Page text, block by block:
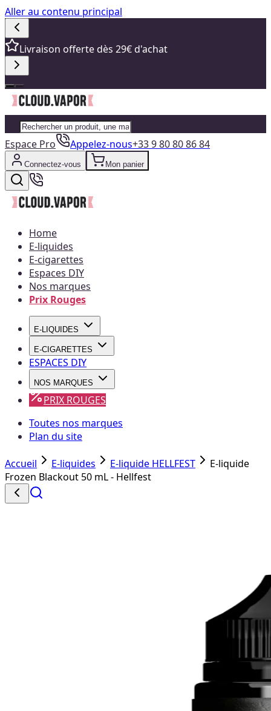
Aller au contenu principal
Livraison offerte dès 29€ d'achat
Espace Pro Appelez-nous+33 9 80 80 86 84
Connectez-vous Mon panier
Home
E-liquides
E-cigarettes
Espaces DIY
Nos marques
Prix Rouges
E-LIQUIDES
E-CIGARETTES
ESPACES DIY
NOS MARQUES
PRIX ROUGES
Toutes nos marques
Plan du site
Accueil E-liquides E-liquide HELLFEST
E-liquide
Frozen Blackout 50 mL - Hellfest